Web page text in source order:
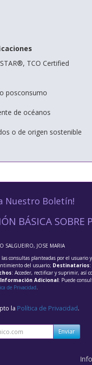
TCO Certified
posconsumo
de océanos
o de origen sostenible
Nuestro Boletín!
BÁSICA SOBRE
SALGUEIRO, JOSE MARIA
las consultas planteadas por el usuario
del usuario; Destinatarios
: Acceder, rectificar y suprimir, así
Información Adicional: Puede
de Privacidad.
la Política de Privacidad.
Enviar